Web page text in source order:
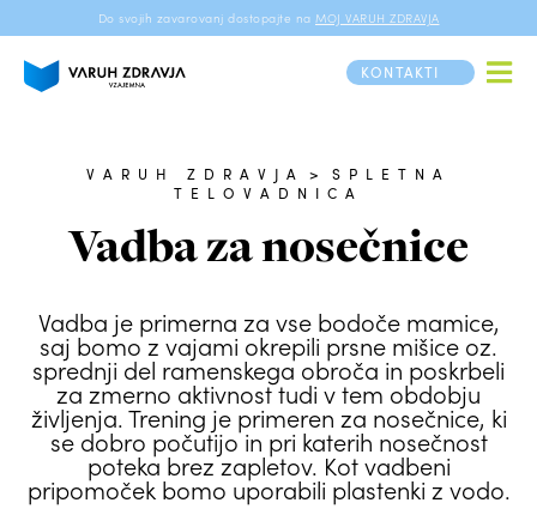
Do svojih zavarovanj dostopajte na MOJ VARUH ZDRAVJA
KONTAKTI
VARUH ZDRAVJA >
SPLETNA
TELOVADNICA
Vadba za nosečnice
Vadba je primerna za vse bodoče mamice,
saj bomo z vajami okrepili prsne mišice oz.
sprednji del ramenskega obroča in poskrbeli
za zmerno aktivnost tudi v tem obdobju
življenja. Trening je primeren za nosečnice, ki
se dobro počutijo in pri katerih nosečnost
poteka brez zapletov. Kot vadbeni
pripomoček bomo uporabili plastenki z vodo.